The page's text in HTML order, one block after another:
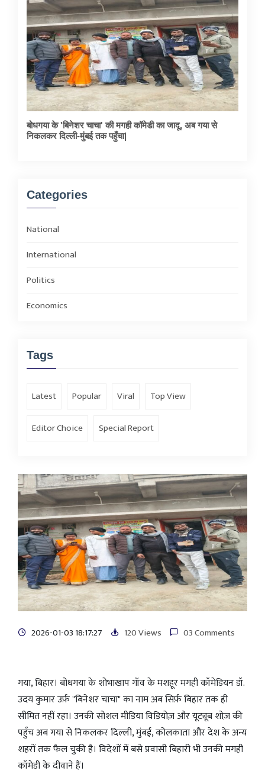
बोधगया के 'बिनेशर चाचा' की मगही कॉमेडी का जादू, अब गया से
निकलकर दिल्ली-मुंबई तक पहुँचा|
Categories
National
International
Politics
Economics
Tags
Latest Popular Viral Top View
Editor Choice Special Report
2026-01-03 18:17:27 120 Views 03 Comments
गया, बिहार। बोधगया के शोभाखाप गाँव के मशहूर मगही कॉमेडियन डॉ.
उदय कुमार उर्फ़ "बिनेशर चाचा" का नाम अब सिर्फ़ बिहार तक ही
सीमित नहीं रहा। उनकी सोशल मीडिया विडियोज़ और यूट्यूब शोज़ की
पहुँच अब गया से निकलकर दिल्ली, मुंबई, कोलकाता और देश के अन्य
शहरों तक फैल चुकी है। विदेशों में बसे प्रवासी बिहारी भी उनकी मगही
कॉमेडी के दीवाने हैं।